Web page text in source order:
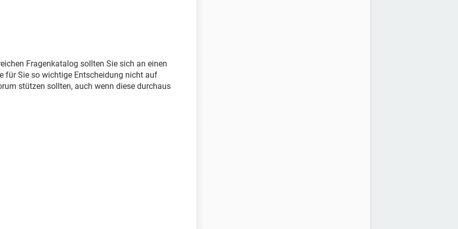
das Auto für 15.000 € verkaufe? Ist das dann
1 €, 15.000 € als Gewinn und zu versteuern?
vorsteuerberechtigt absetzen (Sprit, Reparatur,
da das eine sehr wichtige Entscheidung für mich
Fragenkatalog sollten Sie sich an einen
für Sie so wichtige Entscheidung nicht auf
stützen sollten, auch wenn diese durchaus